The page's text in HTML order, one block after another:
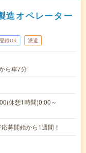
造オペレーター
録OK 派遣
ら車7分
休憩1時間)0:00～
募開始から1週間！